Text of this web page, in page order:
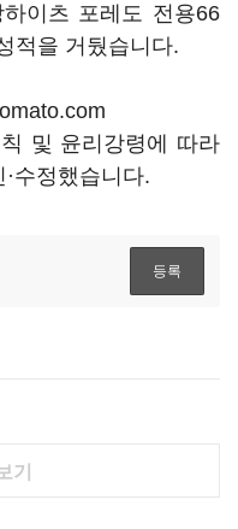
이츠 포레도 전용66
적을 거뒀습니다.
및 윤리강령에 따라
수정했습니다.
기